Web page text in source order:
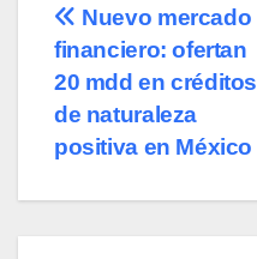
Navegación
de
entradas
Nuevo mercado
financiero: ofertan
20 mdd en créditos
de naturaleza
positiva en México